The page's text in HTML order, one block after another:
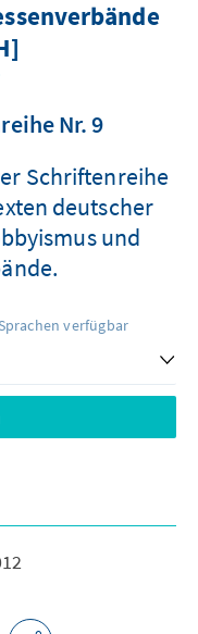
Nr. 9
Schriftenreihe
deutscher
und
verfügbar